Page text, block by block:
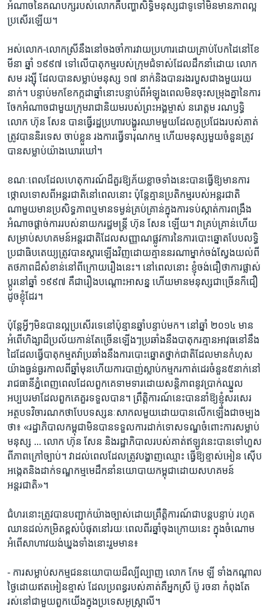
អំណាច​នៃ​គណបក្ស​របស់​លោក​គឺ​បញ្ហា​សិទ្ធិ​មនុស្ស​ជា​ទូទៅ​មិន​មាន​ភាព​ល្អ​
ប្រសើរ​ឡើយ។
អស់លោក​-លោកស្រី​នឹង​នៅ​ចងចាំ​ការ​វាយ​ប្រហារ​ដោយ​គ្រាប់បែក​ដៃ​នៅ​ខែ​
មីនា ឆ្នាំ ១៩៩៧​ ទៅ​លើ​បាតុកម្ម​របស់​ក្រុម​ជំទាស់​ដែល​ដឹកនាំ​ដោយ​ លោក
សម រង្ស៊ី ​ដែល​បាន​សម្លាប់​មនុស្ស​ ១៧ នាក់​និង​បាន​រង​របួស​ជាង​មួយ​រយ​
នាក់។ បន្ទាប់​មក​ខែ​កក្កដា​ឆ្នាំ​នោះ​បន្ទាប់​ពី​អំឡុង​ពេល​មិន​ចុះសម្រុង​គ្នា​នៃ​ការ​
ចែកអំណាច​ជាមួយ​ក្រុម​រាជានិយម​របស់​ព្រះអង្គម្ចាស់​ នរោត្តម ​រណឫទ្ធិ ​
លោក ហ៊ុន សែន​ បាន​ធ្វើ​រដ្ឋ​ប្រហារ​បង្ហូរ​ឈាម​មួយ​ដែល​គូប្រជែង​របស់​គាត់​
ត្រូវ​បាន​និរទេស ​ចាប់ខ្លួន​ រង​ការ​ធ្វើ​ទារុណកម្ម​ ហើយ​មនុស្ស​មួយ​ចំនួន​ត្រូវ​
បាន​សម្លាប់​យ៉ាង​ឃោរឃៅ។
ខណៈ​ពេល​ដែល​ហេតុការណ៍​ដ៏គួរ​ឱ្យ​ភ័យខ្លាច​ទាំងនេះ​បាន​ធ្វើ​ឱ្យ​មាន​ការ​
ថ្កោល​ទោស​ពី​អន្ដរជាតិ​នៅ​ពេល​នោះ​ ប៉ុន្តែ​គ្មាន​ប្រតិកម្ម​របស់​អន្តរជាតិ​
ណាមួយ​មាន​ប្រសិទ្ធភាព​ឬ​មាន​ទម្ងន់​គ្រប់គ្រាន់​ក្នុង​ការទប់ស្កាត់​ការ​ពង្រឹង​
អំណាច​ផ្ដាច់ការ​របស់​នាយករដ្ឋមន្ត្រី ​ហ៊ុន ​សែន ឡើយ។ វា​គ្រប់គ្រាន់​ហើយ​
សម្រាប់​សហគមន៍​អន្តរជាតិ​ដែល​សញ្ញាណ​ផ្លូវការ​នៃ​ការបោះឆ្នោត​បែប​លទ្ធិ​
ប្រជាធិបតេយ្យ​ត្រូវ​បាន​ស្ដារ​ឡើង​វិញ​ដោយ​គ្មាន​នរណា​ម្នាក់​ចង់​ស្វែងយល់​ពី​
តថភាព​ដ៏​សំខាន់​នៅ​ពីក្រោយ​រឿងនេះ។ នៅ​ពេល​នោះ ​ខ្ញុំ​ចង់​ជឿ​ថា​ការ​ផ្លាស់
ប្តូរ​នៅ​ឆ្នាំ​ ១៩៩៧​ គឺ​ជា​រឿង​បណ្តោះអាសន្ន​ ហើយ​មាន​មនុស្ស​ជាច្រើន​ក៏​ជឿ​
ដូច​ខ្ញុំ​ដែរ។
ប៉ុន្តែ​អ្វីៗ​មិន​បាន​ល្អ​ប្រសើរ​ទេ​នៅ​ប៉ុន្មាន​ឆ្នាំ​បន្ទាប់​មក។ នៅ​ឆ្នាំ ២០១៤ ​មាន​
អំពើ​ហិង្សា​ដ៏​ប្រល័យ​កាន់តែ​ច្រើន​ឡើងៗ​ប្រឆាំង​នឹង​បាតុករ​គ្មាន​អាវុធ​នៅ​នឹង​
ដៃ​ដែល​ធ្វើបាតុកម្ម​តវ៉ា​ប្រឆាំង​នឹង​ការបោះឆ្នោត​ថ្នាក់​ជាតិ​ដែល​មាន​កំហុស​
យ៉ាង​ធ្ងន់ធ្ងរ​កាលពី​ឆ្នាំ​មុន​ហើយ​ការ​បាញ់​ស្លាប់​កម្មករ​កាត់ដេរ​ចំនួន​៥​នាក់​នៅ​
រាជធានី​ភ្នំពេញ​ពេល​ដែល​ពួកគេ​ទាមទារ​ដោយ​សន្តិភាព​នូវ​ប្រាក់ឈ្នួល​
អប្បបរមា​ដែល​ពួកគេ​គួរ​ទទួល​បាន។ ព្រឹត្តិការណ៍​នេះ​បាន​នាំ​ឱ្យ​ខ្ញុំ​សរសេរ​
អត្ថបទ​វិចារណកថា​បែប​ទស្សនៈ​សាកល​មួយ​ដោយ​បាន​លើក​ឡើង​ជា​ចម្បង​
ថា៖ «រដ្ឋាភិបាល​កម្ពុជា​មិនបាន​ទទួល​ការ​ដាក់​ទោស​ទណ្ឌ​ចំពោះ​ការ​សម្លាប់​
មនុស្ស​ ...​ លោក ហ៊ុន សែន​ និង​រដ្ឋាភិបាល​របស់​គាត់​ឥឡូវនេះ​បាន​ទៅ​ហួស​
ពី​ភាព​ក្រៅច្បាប់។ វា​ដល់​ពេល​ដែល​ត្រូវ​បង្ហាញ​ឈ្មោះ ​ធ្វើ​ឱ្យ​ខ្មាស់អៀន​ ស៊ើប
អង្កេត​និង​ដាក់​ទណ្ឌកម្ម​មេដឹកនាំ​នយោបាយ​កម្ពុជា​ដោយ​សហគមន៍​
អន្តរជាតិ‍»។
ជំហរ​នោះ​ត្រូវ​បាន​បញ្ជាក់​យ៉ាង​ច្បាស់​ដោយ​ព្រឹត្តិការណ៍​ជា​បន្ត​បន្ទាប់​ រហូត​
ឈាន​ដល់​កម្រិត​ខ្ពស់​បំផុត​នៅ​រយៈ​ពេល​ពីរ​ឆ្នាំ​ចុងក្រោយ​នេះ ​ក្នុង​ចំណោម​
អំពើ​សាហាវ​យង់ឃ្នង​ទាំងនោះ​រួមមាន៖
- ការ​សម្លាប់​សកម្មជន​នយោបាយ​ដ៏​ល្បីល្បាញ ​លោក កែម ឡី​ ទាំង​កណ្តាល​
ថ្ងៃ​ដោយ​ឥត​អៀន​ខ្មាស់​ ដែល​ប្រពន្ធ​របស់​គាត់​គឺ​អ្នកស្រី​ ប៊ូ រចនា​ កំពុងតែ​
រស់នៅ​ជាមួយ​ពួក​យើង​ក្នុង​ប្រទេស​អូស្ត្រាលី។